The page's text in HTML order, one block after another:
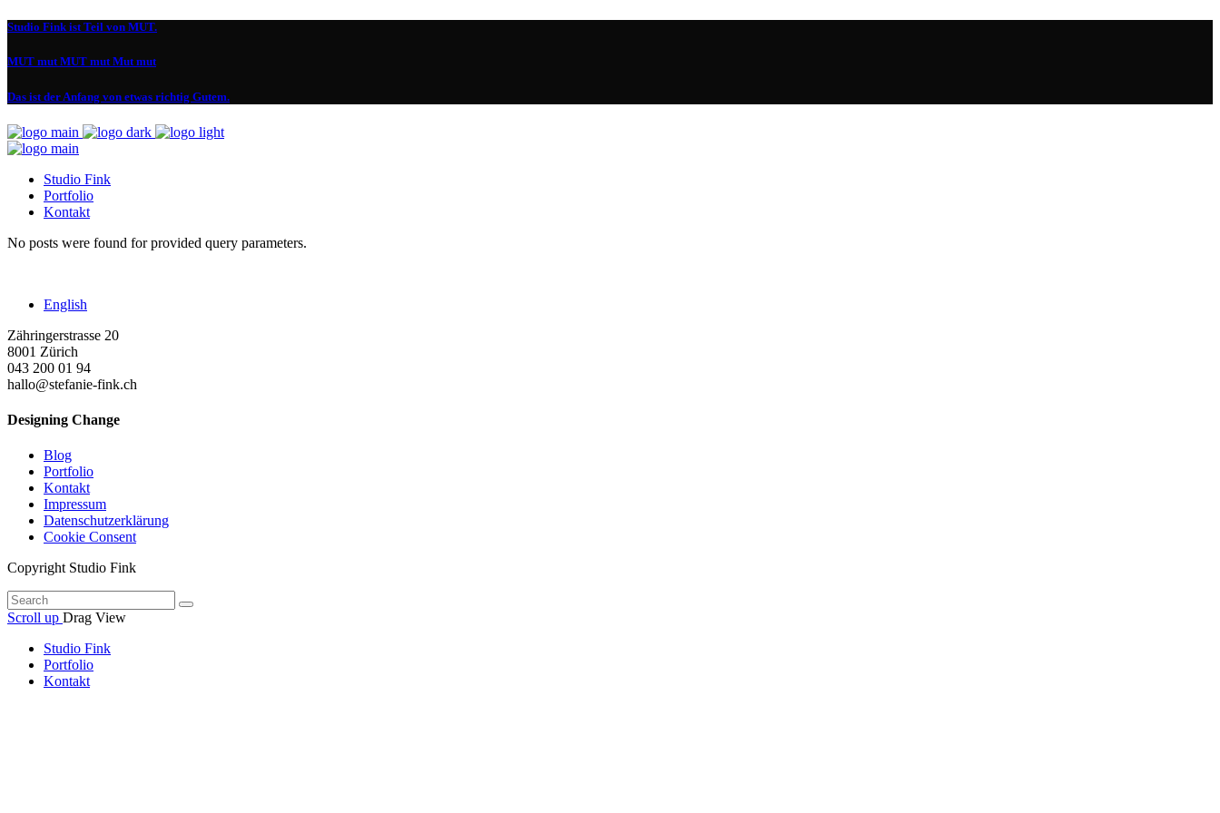
Studio Fink ist Teil von MUT.
MUT mut MUT mut Mut mut
Das ist der Anfang von etwas richtig Gutem.
Studio Fink
Portfolio
Kontakt
No posts were found for provided query parameters.
English
Zähringerstrasse 20
8001 Zürich
043 200 01 94
hallo@stefanie-fink.ch
Designing Change
Blog
Portfolio
Kontakt
Impressum
Datenschutzerklärung
Cookie Consent
Copyright Studio Fink
Scroll up Drag View
Studio Fink
Portfolio
Kontakt